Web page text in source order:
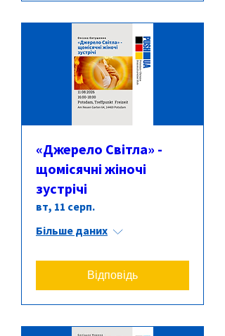
«Джерело Світла» -
щомісячні жіночі
зустрічі
вт, 11 серп.
Більше даних
Відповідь